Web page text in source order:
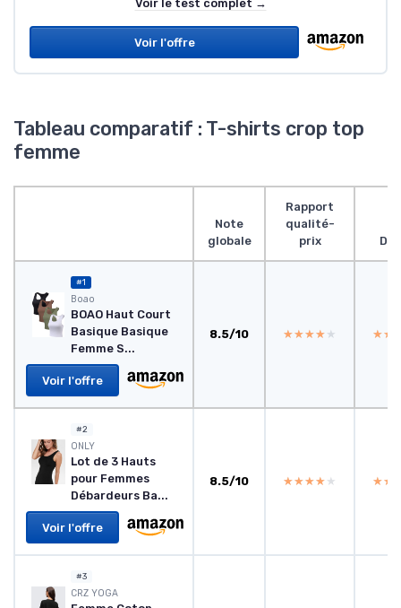
Voir le test complet →
Voir l'offre
Tableau comparatif : T-shirts crop top
femme
Note
globale
Rapport
qualité-
prix
#1
Boao
BOAO Haut Court
Basique Basique
Femme S...
Voir l'offre
8.5/10 ★★★★★
★★★★★
#2
ONLY
Lot de 3 Hauts
pour Femmes
Débardeurs Ba...
Voir l'offre
8.5/10 ★★★★★
★★★★★
#3
CRZ YOGA